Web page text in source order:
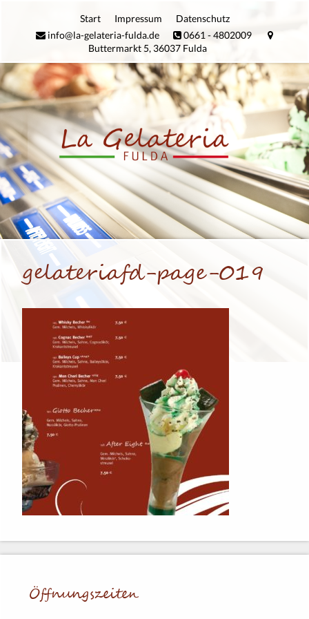
springen
Start Impres­sum
Daten­schutz
info@la-gelateria-fulda.de
0661 - 4802009
Buttermarkt 5, 36037 Fulda
gela­te­riafd-page-019
Öffnungs­zei­ten